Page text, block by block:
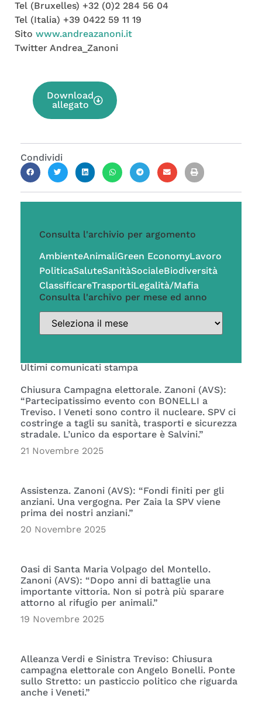
Tel (Bruxelles) +32 (0)2 284 56 04
Tel (Italia) +39 0422 59 11 19
Sito www.andreazanoni.it
Twitter Andrea_Zanoni
Download
allegato
Condividi
Consulta l'archivio per argomento
AmbienteAnimaliGreen EconomyLavoro
PoliticaSaluteSanitàSocialeBiodiversità
ClassificareTrasportiLegalità/Mafia
Consulta l'archivo per mese ed anno
Ultimi comunicati stampa
Chiusura Campagna elettorale. Zanoni (AVS):
“Partecipatissimo evento con BONELLI a
Treviso. I Veneti sono contro il nucleare. SPV ci
costringe a tagli su sanità, trasporti e sicurezza
stradale. L’unico da esportare è Salvini.”
21 Novembre 2025
Assistenza. Zanoni (AVS): “Fondi finiti per gli
anziani. Una vergogna. Per Zaia la SPV viene
prima dei nostri anziani.”
20 Novembre 2025
Oasi di Santa Maria Volpago del Montello.
Zanoni (AVS): “Dopo anni di battaglie una
importante vittoria. Non si potrà più sparare
attorno al rifugio per animali.”
19 Novembre 2025
Alleanza Verdi e Sinistra Treviso: Chiusura
campagna elettorale con Angelo Bonelli. Ponte
sullo Stretto: un pasticcio politico che riguarda
anche i Veneti.”